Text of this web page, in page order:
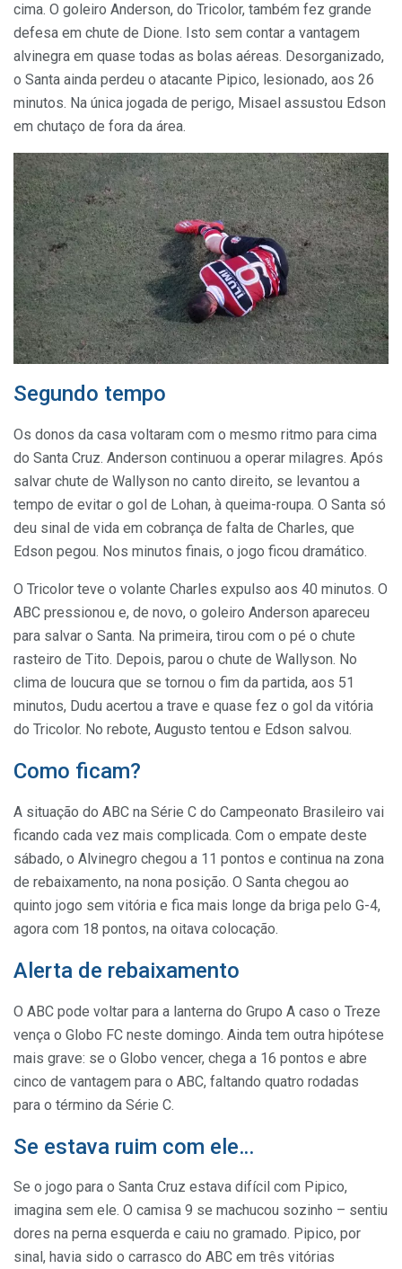
cima. O goleiro Anderson, do Tricolor, também fez grande
defesa em chute de Dione. Isto sem contar a vantagem
alvinegra em quase todas as bolas aéreas. Desorganizado,
o Santa ainda perdeu o atacante Pipico, lesionado, aos 26
minutos. Na única jogada de perigo, Misael assustou Edson
em chutaço de fora da área.
Segundo tempo
Os donos da casa voltaram com o mesmo ritmo para cima
do Santa Cruz. Anderson continuou a operar milagres. Após
salvar chute de Wallyson no canto direito, se levantou a
tempo de evitar o gol de Lohan, à queima-roupa. O Santa só
deu sinal de vida em cobrança de falta de Charles, que
Edson pegou. Nos minutos finais, o jogo ficou dramático.
O Tricolor teve o volante Charles expulso aos 40 minutos. O
ABC pressionou e, de novo, o goleiro Anderson apareceu
para salvar o Santa. Na primeira, tirou com o pé o chute
rasteiro de Tito. Depois, parou o chute de Wallyson. No
clima de loucura que se tornou o fim da partida, aos 51
minutos, Dudu acertou a trave e quase fez o gol da vitória
do Tricolor. No rebote, Augusto tentou e Edson salvou.
Como ficam?
A situação do ABC na Série C do Campeonato Brasileiro vai
ficando cada vez mais complicada. Com o empate deste
sábado, o Alvinegro chegou a 11 pontos e continua na zona
de rebaixamento, na nona posição. O Santa chegou ao
quinto jogo sem vitória e fica mais longe da briga pelo G-4,
agora com 18 pontos, na oitava colocação.
Alerta de rebaixamento
O ABC pode voltar para a lanterna do Grupo A caso o Treze
vença o Globo FC neste domingo. Ainda tem outra hipótese
mais grave: se o Globo vencer, chega a 16 pontos e abre
cinco de vantagem para o ABC, faltando quatro rodadas
para o término da Série C.
Se estava ruim com ele…
Se o jogo para o Santa Cruz estava difícil com Pipico,
imagina sem ele. O camisa 9 se machucou sozinho – sentiu
dores na perna esquerda e caiu no gramado. Pipico, por
sinal, havia sido o carrasco do ABC em três vitórias